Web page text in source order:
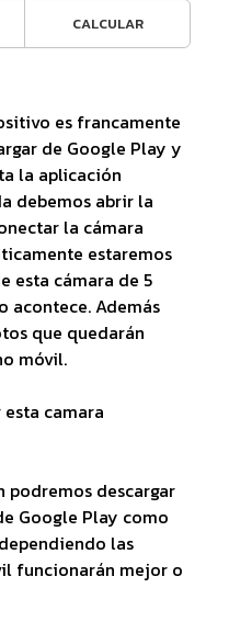
CALCULAR
es francamente
de Google Play y
la aplicación
debemos abrir la
la cámara
estaremos
esta cámara de 5
acontece. Además
que quedarán
móvil.
camara
podremos descargar
Google Play como
las
funcionarán mejor o